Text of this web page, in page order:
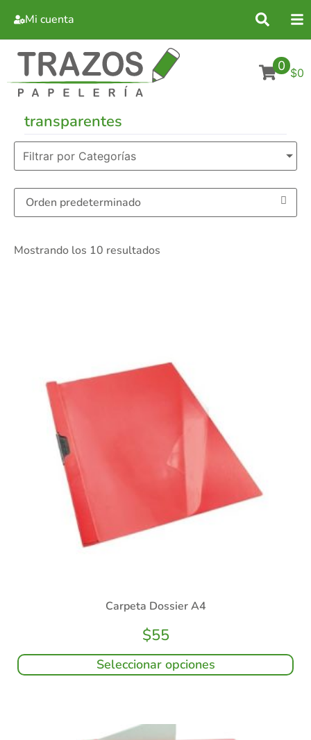
Mi cuenta
0 $0
transparentes
Filtrar por Categorías
Mostrando los 10 resultados
Carpeta Dossier A4
$55
Seleccionar opciones